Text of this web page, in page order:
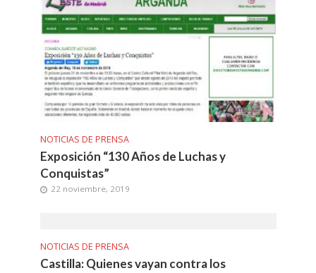
NOTICIAS DE PRENSA
Exposición “130 Años de Luchas y
Conquistas”
22 noviembre, 2019
NOTICIAS DE PRENSA
Castilla: Quienes vayan contra los